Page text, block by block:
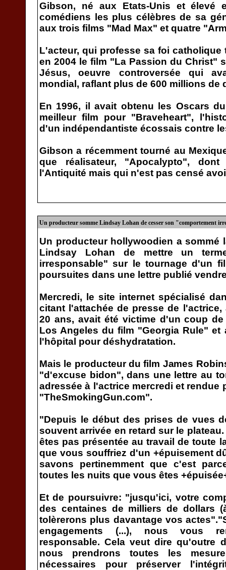
Gibson, né aux Etats-Unis et élevé
comédiens les plus célèbres de sa
aux trois films "Mad Max" et quatre
L'acteur, qui professe sa foi catholique
en 2004 le film "La Passion du Christ"
Jésus, oeuvre controversée qui
mondial, raflant plus de 600 millions de
En 1996, il avait obtenu les Oscars
meilleur film pour "Braveheart",
d'un indépendantiste écossais contre
Gibson a récemment tourné au
que réalisateur, "Apocalypto",
l'Antiquité mais qui n'est pas censé
Un producteur somme Lindsay Lohan de cesser son "comportement
Un producteur hollywoodien a sommé
Lindsay Lohan de mettre un
irresponsable" sur le tournage d'un
poursuites dans une lettre publié
Mercredi, le site internet spécialisé
citant l'attachée de presse de
20 ans, avait été victime d'un coup
Los Angeles du film "Georgia Rule"
l'hôpital pour déshydratation.
Mais le producteur du film James
"d'excuse bidon", dans une lettre au
adressée à l'actrice mercredi et rendue
"TheSmokingGun.com".
"Depuis le début des prises de vues
souvent arrivée en retard sur le
êtes pas présentée au travail de toute
que vous souffriez d'un +épuisement
savons pertinemment que c'est
toutes les nuits que vous êtes
Et de poursuivre: "jusqu'ici, votre
des centaines de milliers de dollars
tolèrerons plus davantage vos
engagements (...), nous vous
responsable. Cela veut dire qu'outre
nous prendrons toutes les
nécessaires pour préserver